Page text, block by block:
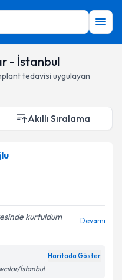
- İstanbul
tedavisi uygulayan
Akıllı Sıralama
kurtuldum
Devamı
Haritada Göster
İstanbul